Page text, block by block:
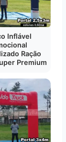
Inflável
Ração
Premium